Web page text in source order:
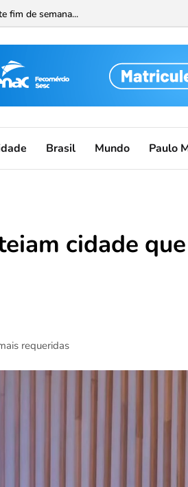
fim de semana...
Brasil Mundo Paulo
cidade que
requeridas